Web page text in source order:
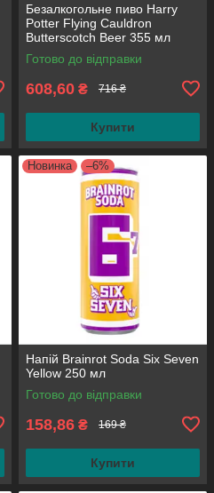
Безалкогольне пиво Harry
Potter Flying Cauldron
Butterscotch Beer 355 мл
(паковання 4 шт.)
Готово до відправки
608,60 ₴ 716 ₴
Купити
Новинка –6%
Напій Brainrot Soda Six Seven
Yellow 250 мл
Готово до відправки
158,86 ₴ 169 ₴
Купити